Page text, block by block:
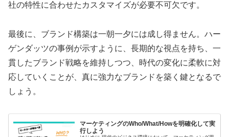
社の特性に合わせたカスタマイズが必要不可欠です。
最後に、ブランド構築は一朝一夕には成し得ません。ハー
ゲンダッツの事例が示すように、長期的な視点を持ち、一
貫したブランド戦略を維持しつつ、時代の変化に柔軟に対
応していくことが、真に強力なブランドを築く鍵となるで
しょう。
マーケティングのWho/What/Howを明確化して実
行しよう